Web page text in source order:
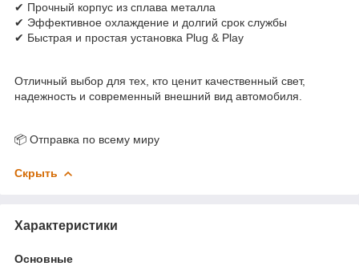
✔ Прочный корпус из сплава металла
✔ Эффективное охлаждение и долгий срок службы
✔ Быстрая и простая установка Plug & Play
Отличный выбор для тех, кто ценит качественный свет,
надежность и современный внешний вид автомобиля.
📦 Отправка по всему миру
Скрыть
Характеристики
Основные